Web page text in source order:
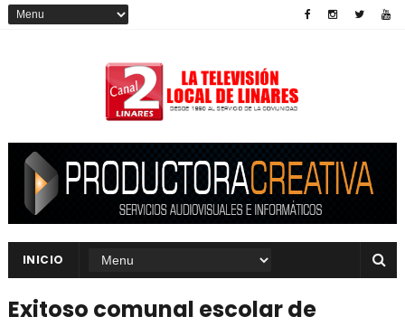
INICIO
Exitoso comunal escolar de